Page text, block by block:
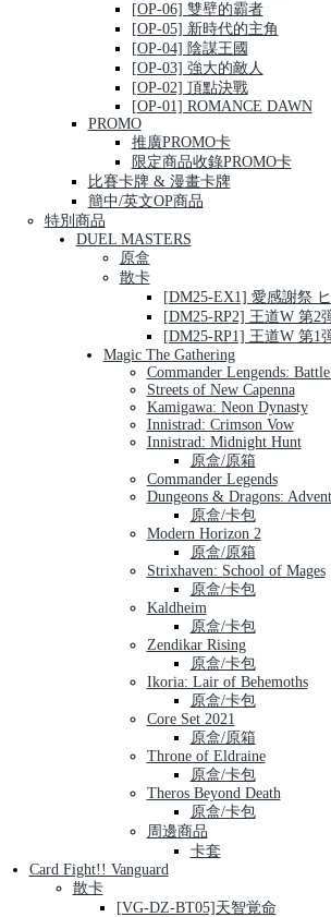
[OP-06] 雙壁的霸者
[OP-05] 新時代的主角
[OP-04] 陰謀王國
[OP-03] 強大的敵人
[OP-02] 頂點決戰
[OP-01] ROMANCE DAWN
PROMO
推廣PROMO卡
限定商品收錄PROMO卡
比賽卡牌 & 漫畫卡牌
簡中/英文OP商品
特別商品
DUEL MASTERS
原盒
散卡
[DM25-EX1] 愛感謝祭
[DM25-RP2] 王道W 第2
[DM25-RP1] 王道W 第1
Magic The Gathering
Commander Lengends:
Streets of New Capenna
Kamigawa: Neon Dynasty
Innistrad: Crimson Vow
Innistrad: Midnight Hunt
原盒/原箱
Commander Legends
Dungeons & Dragons:
原盒/卡包
Modern Horizon 2
原盒/原箱
Strixhaven: School of Mages
原盒/卡包
Kaldheim
原盒/卡包
Zendikar Rising
原盒/卡包
Ikoria: Lair of Behemoths
原盒/卡包
Core Set 2021
原盒/原箱
Throne of Eldraine
原盒/卡包
Theros Beyond Death
原盒/卡包
周邊商品
卡套
Card Fight!! Vanguard
散卡
[VG-DZ-BT05]天智覚命